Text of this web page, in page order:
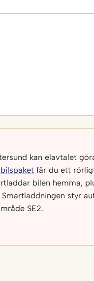
kan elavtalet
får du ett
bilen hemma,
styr
SE2.